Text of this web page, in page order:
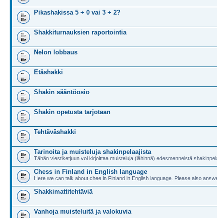
Pikashakissa 5 + 0 vai 3 + 2?
Shakkiturnauksien raportointia
Nelon lobbaus
Etäshakki
Shakin sääntöosio
Shakin opetusta tarjotaan
Tehtäväshakki
Tarinoita ja muisteluja shakinpelaajista
Tähän viestiketjuun voi kirjoittaa muisteluja (lähinnä) edesmenneistä
Chess in Finland in English language
Here we can talk about chee in Finland in English language. Please also
Shakkimattitehtäviä
Vanhoja muisteluitä ja valokuvia